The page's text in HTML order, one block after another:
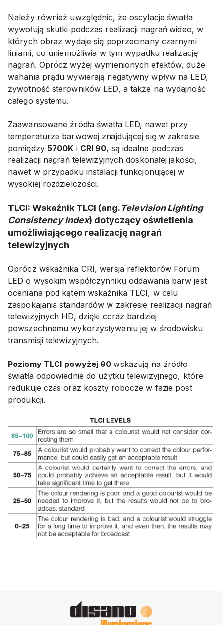
Należy również uwzględnić, że oscylacje światła
wywołują skutki podczas realizacji nagrań wideo, w
których obraz wydaje się poprzecinany czarnymi
liniami, co uniemożliwia w tym wypadku realizację
nagrań. Oprócz wyżej wymienionych efektów, duże
wahania prądu wywierają negatywny wpływ na LED,
żywotność sterowników LED, a także na wydajność
całego systemu.
Zaawansowane źródła światła LED, nawet przy
temperaturze barwowej znajdującej się w zakresie
pomiędzy 5700K i CRI 90, są idealne podczas
realizacji nagrań telewizyjnych doskonałej jakości,
nawet w przypadku instalacji funkcjonującej w
wysokiej rozdzielczości.
TLCI: Wskaźnik TLCI (ang.Television Lighting
Consistency Index) dotyczący oświetlenia
umożliwiającego realizację nagrań
telewizyjnych
Oprócz wskaźnika CRI, wersja reflektorów Forum
LED o wysokim współczynniku oddawania barw jest
oceniana pod kątem wskaźnika TLCI, w celu
zaspokajania standardów w zakresie realizacji nagrań
telewizyjnych HD, dzięki coraz bardziej
powszechnemu wykorzystywaniu jej w środowisku
transmisji telewizyjnych.
Poziomy TLCI powyżej 90 wskazują na źródło
światła odpowiednie do użytku telewizyjnego, które
redukuje czas oraz koszty robocze w fazie post
produkcji.